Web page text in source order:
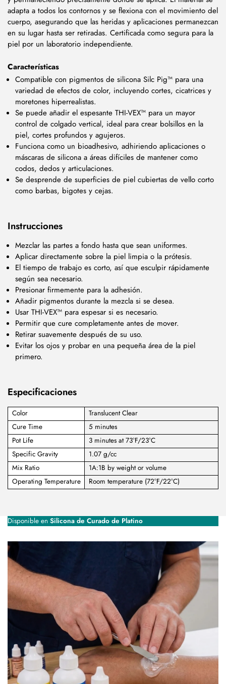
adapta a todos los contornos y se flexiona con el movimiento del
cuerpo, asegurando que las heridas y aplicaciones permanezcan
en su lugar hasta ser retiradas. Certificada como segura para la
piel por un laboratorio independiente.
Características
Compatible con pigmentos de silicona Silc Pig™ para una
variedad de efectos de color, incluyendo cortes, cicatrices y
moretones hiperrealistas.
Se puede añadir el espesante THI-VEX™ para un mayor
control de colgado vertical, ideal para crear bolsillos en la
piel, cortes profundos y agujeros.
Funciona como un bioadhesivo, adhiriendo aplicaciones o
máscaras de silicona a áreas difíciles de mantener como
codos, dedos y articulaciones.
Se desprende de superficies de piel cubiertas de vello corto
como barbas, bigotes y cejas.
Instrucciones
Mezclar las partes a fondo hasta que sean uniformes.
Aplicar directamente sobre la piel limpia o la prótesis.
El tiempo de trabajo es corto, así que esculpir rápidamente
según sea necesario.
Presionar firmemente para la adhesión.
Añadir pigmentos durante la mezcla si se desea.
Usar THI-VEX™ para espesar si es necesario.
Permitir que cure completamente antes de mover.
Retirar suavemente después de su uso.
Evitar los ojos y probar en una pequeña área de la piel
primero.
Especificaciones
Color
Translucent Clear
Cure Time
5 minutes
Pot Life
3 minutes at 73°F/23°C
Specific Gravity
1.07 g/cc
Mix Ratio
1A:1B by weight or volume
Operating Temperature
Room temperature (72°F/22°C)
Disponible en Silicona de Curado de Platino